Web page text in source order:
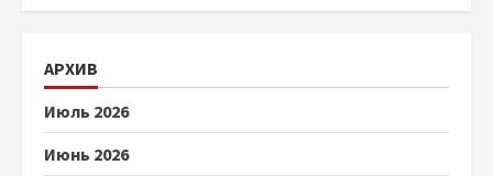
АРХИВ
Июль 2026
Июнь 2026